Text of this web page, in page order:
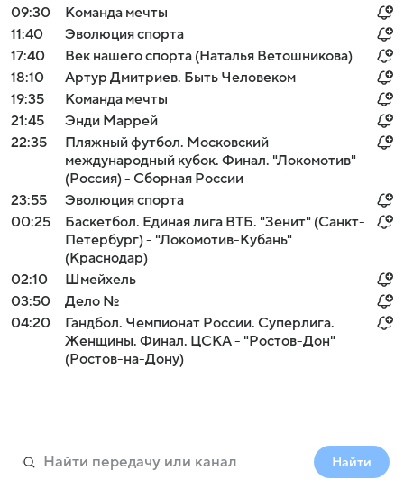
09:30
Команда мечты
11:40
Эволюция спорта
17:40
Век нашего спорта (Наталья Ветошникова)
18:10
Артур Дмитриев. Быть Человеком
19:35
Команда мечты
21:45
Энди Маррей
22:35
Пляжный футбол. Московский
международный кубок. Финал. "Локомотив"
(Россия) - Сборная России
23:55
Эволюция спорта
00:25
Баскетбол. Единая лига ВТБ. "Зенит" (Санкт-
Петербург) - "Локомотив-Кубань"
(Краснодар)
02:10
Шмейхель
03:50
Дело №
04:20
Гандбол. Чемпионат России. Суперлига.
Женщины. Финал. ЦСКА - "Ростов-Дон"
(Ростов-на-Дону)
Найти